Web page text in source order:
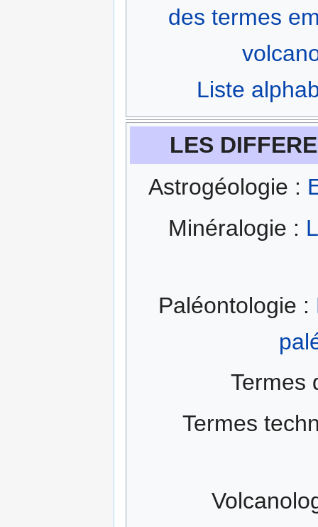
des termes
Liste
LES
Astrogéologie :
Minéralogie :
Paléontologie :
Termes
Termes